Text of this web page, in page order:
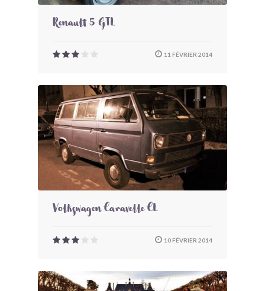
Renault 5 GTL
11 FÉVRIER 2014
Volkswagen Caravelle CL
10 FÉVRIER 2014